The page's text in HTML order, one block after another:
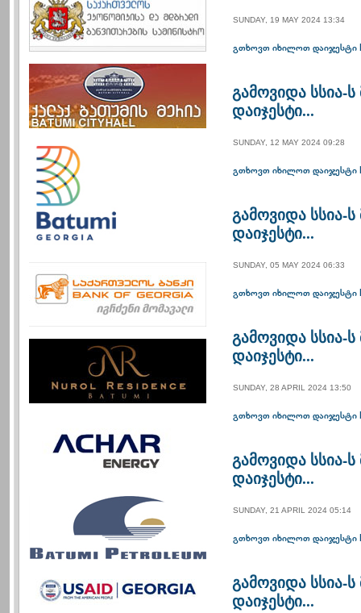
SUNDAY, 19 MAY 2024 13:34
გთხოვთ იხილოთ დაიჯესტი
გამოვიდა სსია-
დაიჯესტი...
SUNDAY, 12 MAY 2024 09:28
გთხოვთ იხილოთ დაიჯესტი
გამოვიდა სსია-
დაიჯესტი...
SUNDAY, 05 MAY 2024 06:33
გთხოვთ იხილოთ დაიჯესტი
გამოვიდა სსია-
დაიჯესტი...
SUNDAY, 28 APRIL 2024 13:50
გთხოვთ იხილოთ დაიჯესტი
გამოვიდა სსია-
დაიჯესტი...
SUNDAY, 21 APRIL 2024 05:14
გთხოვთ იხილოთ დაიჯესტი
გამოვიდა სსია-
დაიჯესტი...